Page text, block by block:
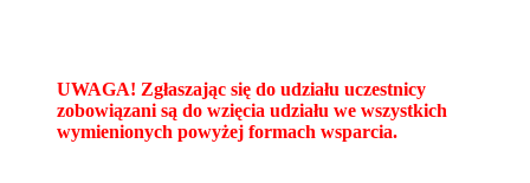
UWAGA! Zgłaszając się do udziału uczestnicy
zobowiązani są do wzięcia udziału we wszystkich
wymienionych powyżej formach wsparcia.